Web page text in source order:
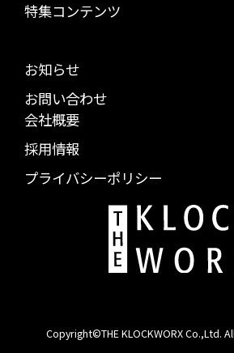
特集コンテンツ
お知らせ
お問い合わせ
会社概要
採用情報
プライバシーポリシー
Copyright©THE KLOCKWORX Co.,Ltd.